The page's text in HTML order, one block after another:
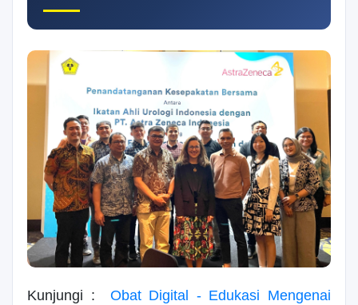
Kunjungi : Obat Digital - Edukasi Mengenai